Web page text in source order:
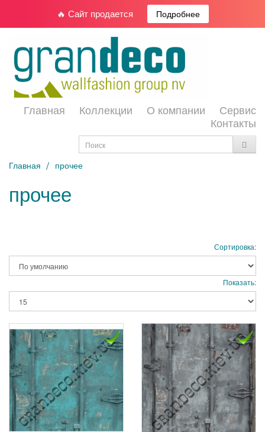
🔥 Сайт продается Подробнее
Главная Коллекции О компании
Сервис
Контакты
Главная прочее
прочее
Сортировка:
Показать: